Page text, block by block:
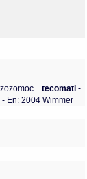
tecomatl-
- En: 2004 Wimmer